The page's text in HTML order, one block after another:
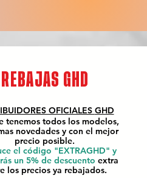
REBAJAS GHD
OFICIALES GHD
tenemos todos los modelos,
novedades y con el mejor
precio posible.
el código "EXTRAGHD" y
un 5% de descuento extra
los precios ya rebajados.